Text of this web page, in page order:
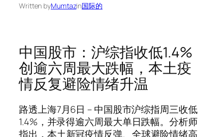
Written byMumtazin国际的
中国股市：沪综指收低1.4%
创逾六周最大跌幅，本土疫
情反复避险情绪升温
路透上海7月6日 – 中国股市沪综指周三收低
1.4%，并录得逾六周最大单日跌幅。分析师
指出，本土新冠疫情反弹、全球避险情绪高